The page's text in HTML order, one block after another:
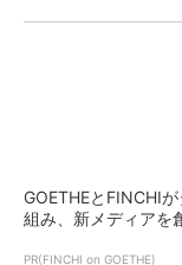
GOETHEとFINCHI
組み、新メディアを
PR(FINCHI on GOETHE)